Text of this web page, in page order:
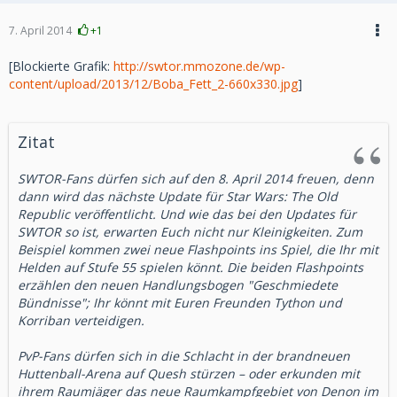
Erfahrung.
Galaktischer Raumjäger
Wächterdrohnen feuern nicht länger Raketen oder
Verlassen des Sichtbereichs setzt die Aufladezeit
zurück und lässt die Drohne ein anderes Ziel wählen,
wenn es sich im freien Zielbereich befindet.
Die Geschwindigkeit beim Rollen des Schiffs im
Galaktischen Raumjäger wird nicht mehr durch
niedrige Framerates verlangsamt. Highend-PCs sind
davon nicht betroffen, aber Spieler auf Rechnern mit
weniger Leistung sollten eine deutliche Steigerung der
Rollgeschwindigkeit bemerken.
Die Lautstärke der Ionenkanone wurde verringert.
Es wurde ein Problem behoben, das dazu führte, dass
der Droiden-Beiwagen im Galaktischen Handelsnetz
eigenen Stil ausdrücken und ihr Prestige erhöhen, um damit
möglich, Freunde von jedem Ort im Spiel einzuladen und
zur Festung zu transportieren, um dort gemeinsam Zeit zu
Mitglieder treffen, um das nächste große Abenteuer zu
Spieler, die am 3. April Abonnent sind, erhalten:
500 Bonus-Kartellmünzen
Spieler, die am 5. Mai Abonnent sind, erhalten:
1.000 Bonus-Kartellmünzen
Frühzeitigen Zugang zu Galactic Strongholds ab dem
7. April 2014 +1
[Blockierte Grafik: http://swtor.mmozone.de/wp-
content/upload/2013/12/Boba_Fett_2-660x330.jpg]
Zitat
SWTOR-Fans dürfen sich auf den 8. April 2014 freuen, denn
dann wird das nächste Update für Star Wars: The Old
Republic veröffentlicht. Und wie das bei den Updates für
SWTOR so ist, erwarten Euch nicht nur Kleinigkeiten. Zum
Beispiel kommen zwei neue Flashpoints ins Spiel, die Ihr mit
Helden auf Stufe 55 spielen könnt. Die beiden Flashpoints
erzählen den neuen Handlungsbogen "Geschmiedete
Bündnisse"; Ihr könnt mit Euren Freunden Tython und
Korriban verteidigen.
PvP-Fans dürfen sich in die Schlacht in der brandneuen
Huttenball-Arena auf Quesh stürzen – oder erkunden mit
ihrem Raumjäger das neue Raumkampfgebiet von Denon im